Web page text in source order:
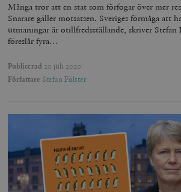
Många tror att en stat som förfogar över mer
Snarare gäller motsatsen. Sveriges förmåga att
utmaningar är otillfredsställande, skriver Stefan
föreslår fyra…
Publicerad 20 juli 2020
Författare Stefan Fölster